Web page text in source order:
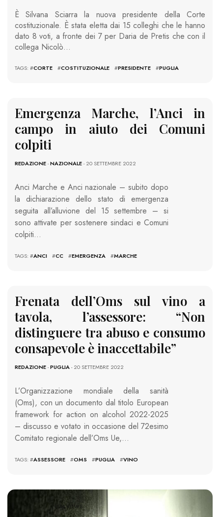
È Silvana Sciarra la nuova presidente della Corte
costituzionale. È stata eletta dai 15 colleghi che le hanno
dato 8 voti, a fronte dei 7 per Daria de Pretis che con il
collega Nicolò…
TAGS: #CORTE #COSTITUZIONALE #PRESIDENTE #PUGLIA
Emergenza Marche, l’Anci in
campo in aiuto dei Comuni
colpiti
REDAZIONE-NAZIONALE- 20 SETTEMBRE 2022
Anci Marche e Anci nazionale – subito dopo
la dichiarazione dello stato di emergenza
seguita all’alluvione del 15 settembre – si
sono attivate per sostenere sindaci e Comuni
colpiti…
TAGS: #ANCI #CC #EMERGENZA #MARCHE
Frenata dell’Oms sul vino a
tavola, l’assessore: “Non
distinguere tra abuso e consumo
consapevole è inaccettabile”
REDAZIONE-PUGLIA- 20 SETTEMBRE 2022
L’Organizzazione mondiale della sanità
(Oms), con un documento dal titolo European
framework for action on alcohol 2022-2025
– discusso e votato in occasione del 72esimo
Comitato regionale dell’Oms Ue,…
TAGS: #ASSESSORE #OMS #PUGLIA #VINO
1234 VIEWS